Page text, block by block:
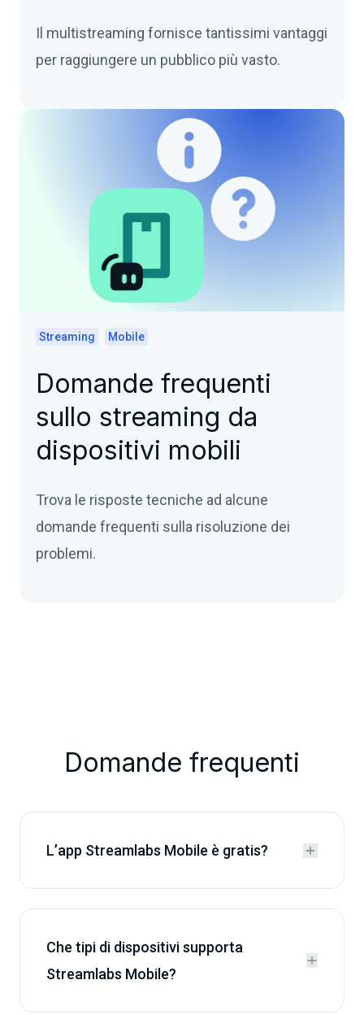
Il multistreaming fornisce tantissimi vantaggi
per raggiungere un pubblico più vasto.
Streaming Mobile
Domande frequenti
sullo streaming da
dispositivi mobili
Trova le risposte tecniche ad alcune
domande frequenti sulla risoluzione dei
problemi.
Domande frequenti
L’app Streamlabs Mobile è gratis? 

Che tipi di dispositivi supporta
Streamlabs Mobile?

